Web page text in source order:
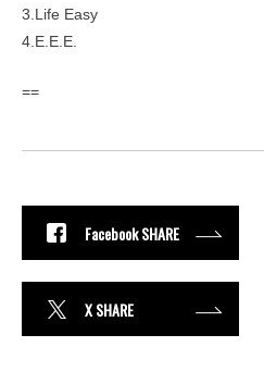
3.Life Easy
4.E.E.E.
==
Facebook SHARE
X SHARE